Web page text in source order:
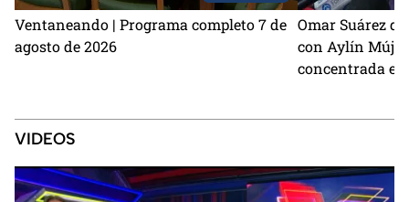
Ventaneando | Programa completo 7 de
agosto de 2026
Omar Suárez
con Aylín
concentrada en
VIDEOS